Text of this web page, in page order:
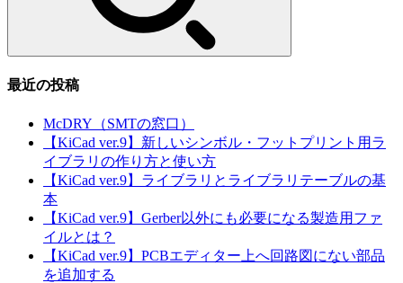
最近の投稿
McDRY（SMTの窓口）
【KiCad ver.9】新しいシンボル・フットプリント用ラ
イブラリの作り方と使い方
【KiCad ver.9】ライブラリとライブラリテーブルの基
本
【KiCad ver.9】Gerber以外にも必要になる製造用ファ
イルとは？
【KiCad ver.9】PCBエディター上へ回路図にない部品
を追加する